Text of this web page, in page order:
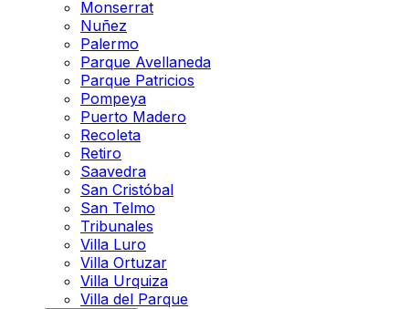
Monserrat
Nuñez
Palermo
Parque Avellaneda
Parque Patricios
Pompeya
Puerto Madero
Recoleta
Retiro
Saavedra
San Cristóbal
San Telmo
Tribunales
Villa Luro
Villa Ortuzar
Villa Urquiza
Villa del Parque